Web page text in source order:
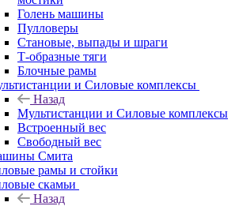
Голень машины
Пулловеры
Становые, выпады и шраги
Т-образные тяги
Блочные рамы
и Силовые комплексы
Назад
Мультистанции и Силовые комплексы
Встроенный вес
Свободный вес
Смита
рамы и стойки
скамьи
Назад